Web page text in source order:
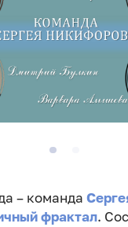
– команда
фрактал.